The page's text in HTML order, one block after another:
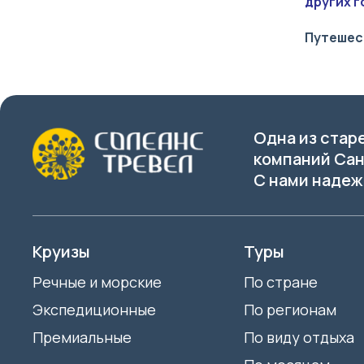
Лаос
Латвия
Ливан
Литва
Малайзия
Мальдивы
Псков
Русский Север
Сахалин
Северная Америка
Северная Африка
Северная Европа
Одна из
компаний
С нами
Круизы
Речные и морские
Экспедиционные
Премиальные
Туры
По стране
По регионам
По виду отдыха